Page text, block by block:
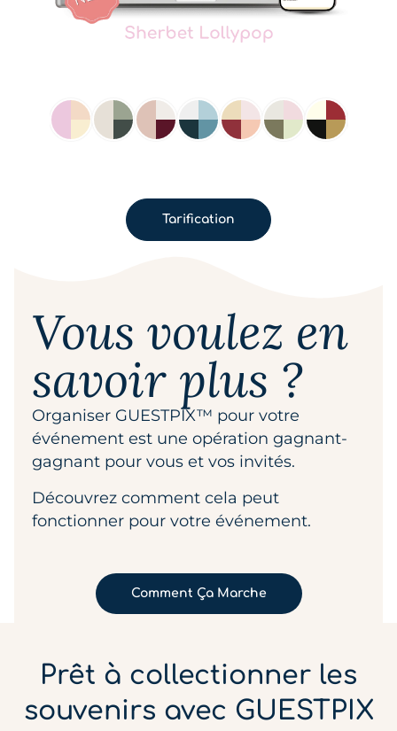
Tarification
Vous voulez en
savoir plus ?
Organiser GUESTPIX™ pour votre
événement est une opération gagnant-
gagnant pour vous et vos invités.
Découvrez comment cela peut
fonctionner pour votre événement.
Comment Ça Marche
Prêt à collectionner les
souvenirs avec GUESTPIX